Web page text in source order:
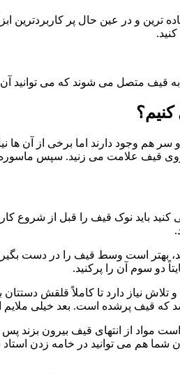
و در عین حال پر کاربردترین
متصل می شوند که می توانید آن
سر هم وجود دارند اما برخی از
روی قیف علامت می زنید. سپس
باید نوک قیف را قبل از شروع کار
بهتر است وسط قیف را در دست
دو سوم آن را پرکنید.
نیاز دارد تا کاملاً قلقش دستتان
که قیف پرشده است. بعد خیلی ملایم از
از انتهای قیف بیرون بزند پس
هم می توانید در خامه زدن استاد